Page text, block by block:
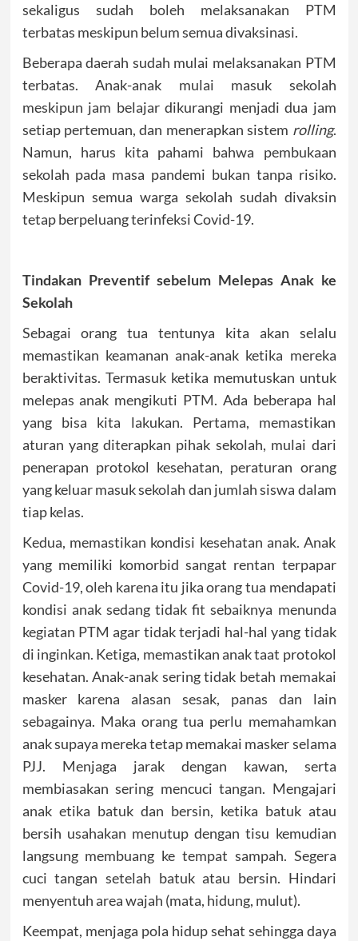
sekaligus sudah boleh melaksanakan PTM
terbatas meskipun belum semua divaksinasi.
Beberapa daerah sudah mulai melaksanakan PTM
terbatas. Anak-anak mulai masuk sekolah
meskipun jam belajar dikurangi menjadi dua jam
setiap pertemuan, dan menerapkan sistem rolling.
Namun, harus kita pahami bahwa pembukaan
sekolah pada masa pandemi bukan tanpa risiko.
Meskipun semua warga sekolah sudah divaksin
tetap berpeluang terinfeksi Covid-19.
Tindakan Preventif sebelum Melepas Anak ke
Sekolah
Sebagai orang tua tentunya kita akan selalu
memastikan keamanan anak-anak ketika mereka
beraktivitas. Termasuk ketika memutuskan untuk
melepas anak mengikuti PTM. Ada beberapa hal
yang bisa kita lakukan. Pertama, memastikan
aturan yang diterapkan pihak sekolah, mulai dari
penerapan protokol kesehatan, peraturan orang
yang keluar masuk sekolah dan jumlah siswa dalam
tiap kelas.
Kedua, memastikan kondisi kesehatan anak. Anak
yang memiliki komorbid sangat rentan terpapar
Covid-19, oleh karena itu jika orang tua mendapati
kondisi anak sedang tidak fit sebaiknya menunda
kegiatan PTM agar tidak terjadi hal-hal yang tidak
di inginkan. Ketiga, memastikan anak taat protokol
kesehatan. Anak-anak sering tidak betah memakai
masker karena alasan sesak, panas dan lain
sebagainya. Maka orang tua perlu memahamkan
anak supaya mereka tetap memakai masker selama
PJJ. Menjaga jarak dengan kawan, serta
membiasakan sering mencuci tangan. Mengajari
anak etika batuk dan bersin, ketika batuk atau
bersih usahakan menutup dengan tisu kemudian
langsung membuang ke tempat sampah. Segera
cuci tangan setelah batuk atau bersin. Hindari
menyentuh area wajah (mata, hidung, mulut).
Keempat, menjaga pola hidup sehat sehingga daya